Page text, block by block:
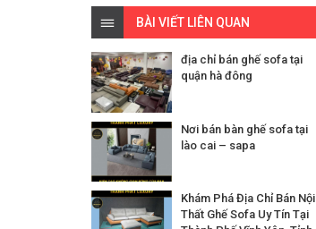
BÀI VIẾT LIÊN QUAN
địa chỉ bán ghế sofa tại
quận hà đông
Nơi bán bàn ghế sofa tại
lào cai – sapa
Khám Phá Địa Chỉ Bán Nội
Thất Ghế Sofa Uy Tín Tại